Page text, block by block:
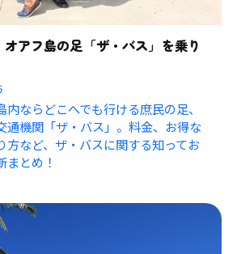
オアフ島の足「ザ・バス」を乗り
ならどこへでも行ける庶民の足、
通機関「ザ・バス」。料金、お得な
方など、ザ・バスに関する知ってお
まとめ！